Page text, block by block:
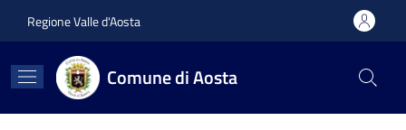
Regione Valle d'Aosta
Comune di Aosta